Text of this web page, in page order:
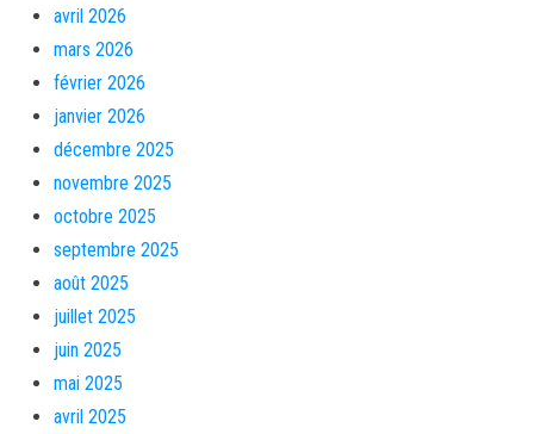
avril 2026
mars 2026
février 2026
janvier 2026
décembre 2025
novembre 2025
octobre 2025
septembre 2025
août 2025
juillet 2025
juin 2025
mai 2025
avril 2025